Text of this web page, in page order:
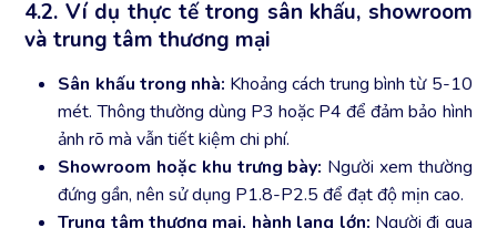
4.2. Ví dụ thực tế trong sân khấu, showroom
và trung tâm thương mại
Sân khấu trong nhà: Khoảng cách trung bình từ 5-10
mét. Thông thường dùng P3 hoặc P4 để đảm bảo hình
ảnh rõ mà vẫn tiết kiệm chi phí.
Showroom hoặc khu trưng bày: Người xem thường
đứng gần, nên sử dụng P1.8-P2.5 để đạt độ mịn cao.
Trung tâm thương mại, hành lang lớn: Người đi qua